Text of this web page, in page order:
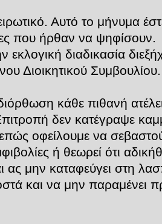
Αυτό το μήνυμα
που ήρθαν να ψηφίσουν.
διαδικασία
Διοικητικού
κάθε πιθανή
δεν κατέγραψε
οφείλουμε να
ή θεωρεί ότι
ας μην καταφεύγει στη
και να μην παραμένει